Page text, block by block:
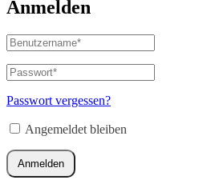
Anmelden
Benutzername
oder
E-
Mail-
Adresse*
Passwort*
Erforderlich
Passwort vergessen?
Angemeldet bleiben
Anmelden